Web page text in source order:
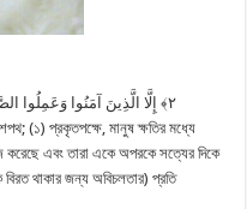
এবং তারা একে অপরকে সত্যের দিকে
বিরত থাকার জন্য অবিচলতার) প্রতি